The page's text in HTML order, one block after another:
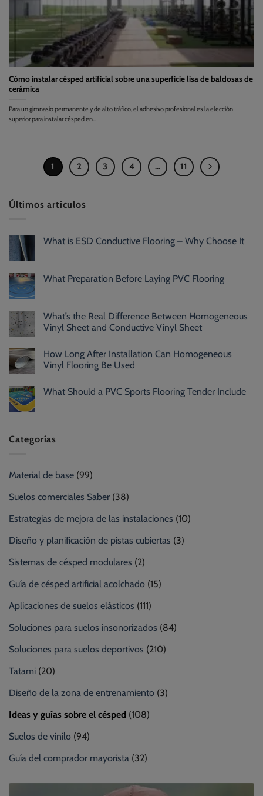
Cómo instalar césped artificial sobre una superficie lisa de baldosas de
cerámica
Para un gimnasio permanente y de alto tráfico, el adhesivo profesional es la elección
superior para instalar césped en...
1 2 3 4 ... 11
Últimos artículos
What is ESD Conductive Flooring – Why Choose It
What Preparation Before Laying PVC Flooring
What’s the Real Difference Between Homogeneous
Vinyl Sheet and Conductive Vinyl Sheet
How Long After Installation Can Homogeneous
Vinyl Flooring Be Used
What Should a PVC Sports Flooring Tender Include
Categorías
Material de base (99)
Suelos comerciales Saber (38)
Estrategias de mejora de las instalaciones (10)
Diseño y planificación de pistas cubiertas (3)
Sistemas de césped modulares (2)
Guía de césped artificial acolchado (15)
Aplicaciones de suelos elásticos (111)
Soluciones para suelos insonorizados (84)
Soluciones para suelos deportivos (210)
Tatami (20)
Diseño de la zona de entrenamiento (3)
Ideas y guías sobre el césped (108)
Suelos de vinilo (94)
Guía del comprador mayorista (32)